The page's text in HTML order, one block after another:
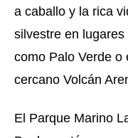
a caballo y la rica
silvestre en lugares
como Palo Verde o
cercano Volcán
El Parque Marino